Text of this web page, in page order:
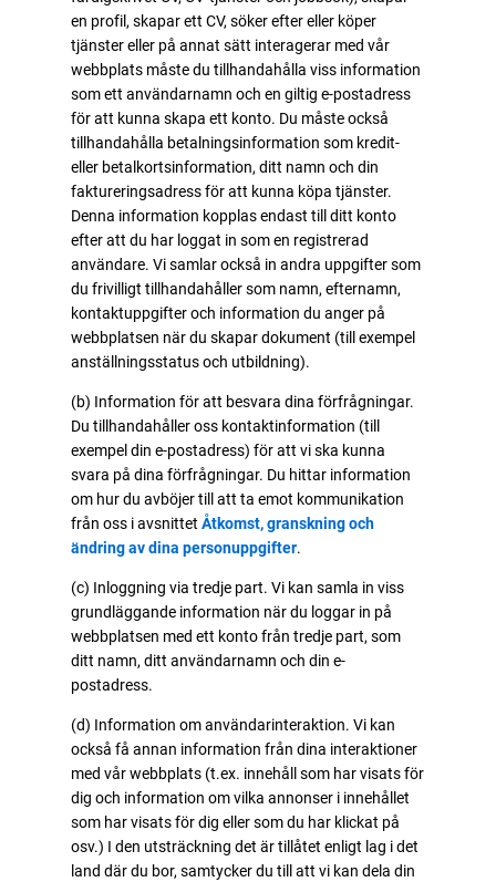
en profil, skapar ett CV, söker efter eller köper
tjänster eller på annat sätt interagerar med vår
webbplats måste du tillhandahålla viss information
som ett användarnamn och en giltig e-postadress
för att kunna skapa ett konto. Du måste också
tillhandahålla betalningsinformation som kredit-
eller betalkortsinformation, ditt namn och din
faktureringsadress för att kunna köpa tjänster.
Denna information kopplas endast till ditt konto
efter att du har loggat in som en registrerad
användare. Vi samlar också in andra uppgifter som
du frivilligt tillhandahåller som namn, efternamn,
kontaktuppgifter och information du anger på
webbplatsen när du skapar dokument (till exempel
anställningsstatus och utbildning).
(b) Information för att besvara dina förfrågningar.
Du tillhandahåller oss kontaktinformation (till
exempel din e-postadress) för att vi ska kunna
svara på dina förfrågningar. Du hittar information
om hur du avböjer till att ta emot kommunikation
från oss i avsnittet Åtkomst, granskning och
ändring av dina personuppgifter.
(c) Inloggning via tredje part. Vi kan samla in viss
grundläggande information när du loggar in på
webbplatsen med ett konto från tredje part, som
ditt namn, ditt användarnamn och din e-
postadress.
(d) Information om användarinteraktion. Vi kan
också få annan information från dina interaktioner
med vår webbplats (t.ex. innehåll som har visats för
dig och information om vilka annonser i innehållet
som har visats för dig eller som du har klickat på
osv.) I den utsträckning det är tillåtet enligt lag i det
land där du bor, samtycker du till att vi kan dela din